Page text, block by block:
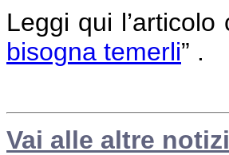
Leggi qui
bisogna temerli” .
Vai alle altre